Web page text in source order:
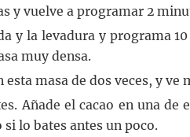
y vuelve a programar 2
y la levadura y programa
muy densa.
esta masa de dos veces, y
Añade el cacao en una
lo bates antes un poco.